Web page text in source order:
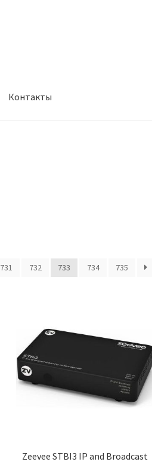
Контакты
731 732 733 734 735
Zeevee STBI3 IP and Broadcast